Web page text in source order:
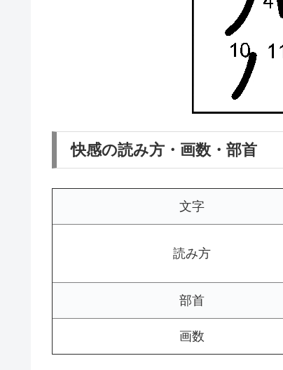
快感の読み方・画数・部首
文字
読み方
部首
画数